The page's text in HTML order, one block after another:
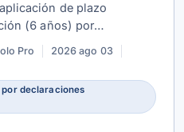
de plazo
(6 años) por
falsas en compraventa
Pro
2026 ago 03
declaraciones